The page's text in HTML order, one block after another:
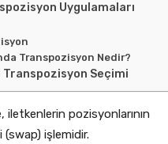
Uygulamaları
Transpozisyon Nedir?
Transpozisyon Seçimi
iletkenlerin pozisyonlarının
işlemidir.